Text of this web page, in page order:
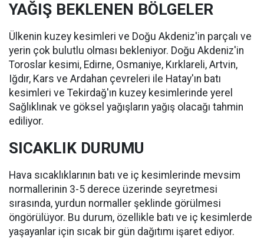
YAĞIŞ BEKLENEN BÖLGELER
Ülkenin kuzey kesimleri ve Doğu Akdeniz'in parçalı ve
yerin çok bulutlu olması bekleniyor. Doğu Akdeniz'in
Toroslar kesimi, Edirne, Osmaniye, Kırklareli, Artvin,
Iğdır, Kars ve Ardahan çevreleri ile Hatay'ın batı
kesimleri ve Tekirdağ'ın kuzey kesimlerinde yerel
Sağlıklınak ve göksel yağışların yağış olacağı tahmin
ediliyor.
SICAKLIK DURUMU
Hava sıcaklıklarının batı ve iç kesimlerinde mevsim
normallerinin 3-5 derece üzerinde seyretmesi
sırasında, yurdun normaller şeklinde görülmesi
öngörülüyor. Bu durum, özellikle batı ve iç kesimlerde
yaşayanlar için sıcak bir gün dağıtımı işaret ediyor.